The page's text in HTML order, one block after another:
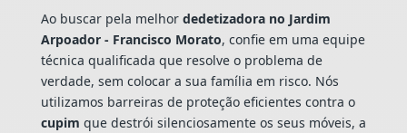
Ao buscar pela melhor dedetizadora no Jardim
Arpoador - Francisco Morato, confie em uma equipe
técnica qualificada que resolve o problema de
verdade, sem colocar a sua família em risco. Nós
utilizamos barreiras de proteção eficientes contra o
cupim que destrói silenciosamente os seus móveis, a